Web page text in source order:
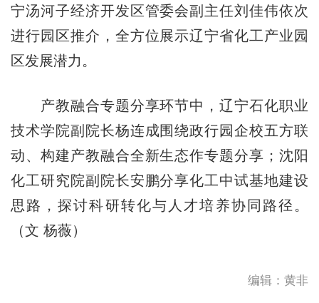
宁汤河子经济开发区管委会副主任刘佳伟依次
进行园区推介，全方位展示辽宁省化工产业园
区发展潜力。
产教融合专题分享环节中，辽宁石化职业
技术学院副院长杨连成围绕政行园企校五方联
动、构建产教融合全新生态作专题分享；沈阳
化工研究院副院长安鹏分享化工中试基地建设
思路，探讨科研转化与人才培养协同路径。
（文 杨薇）
编辑：黄非